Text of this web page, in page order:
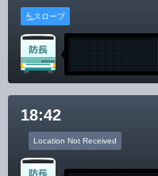
スロープ
18:42
Location Not Received